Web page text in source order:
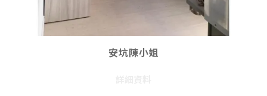
安坑陳小姐